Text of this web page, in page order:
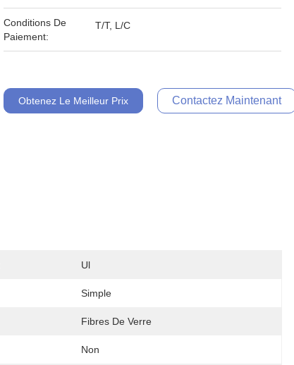
Conditions De
Paiement:
T/T, L/C
Obtenez Le Meilleur Prix Contactez Maintenant
Ul
Simple
Fibres De Verre
Non